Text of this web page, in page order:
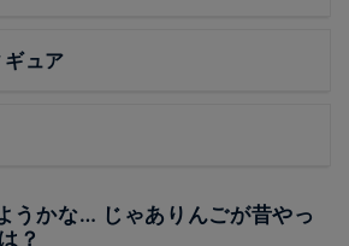
ュア
うかな… じゃありんごが昔やっ
？